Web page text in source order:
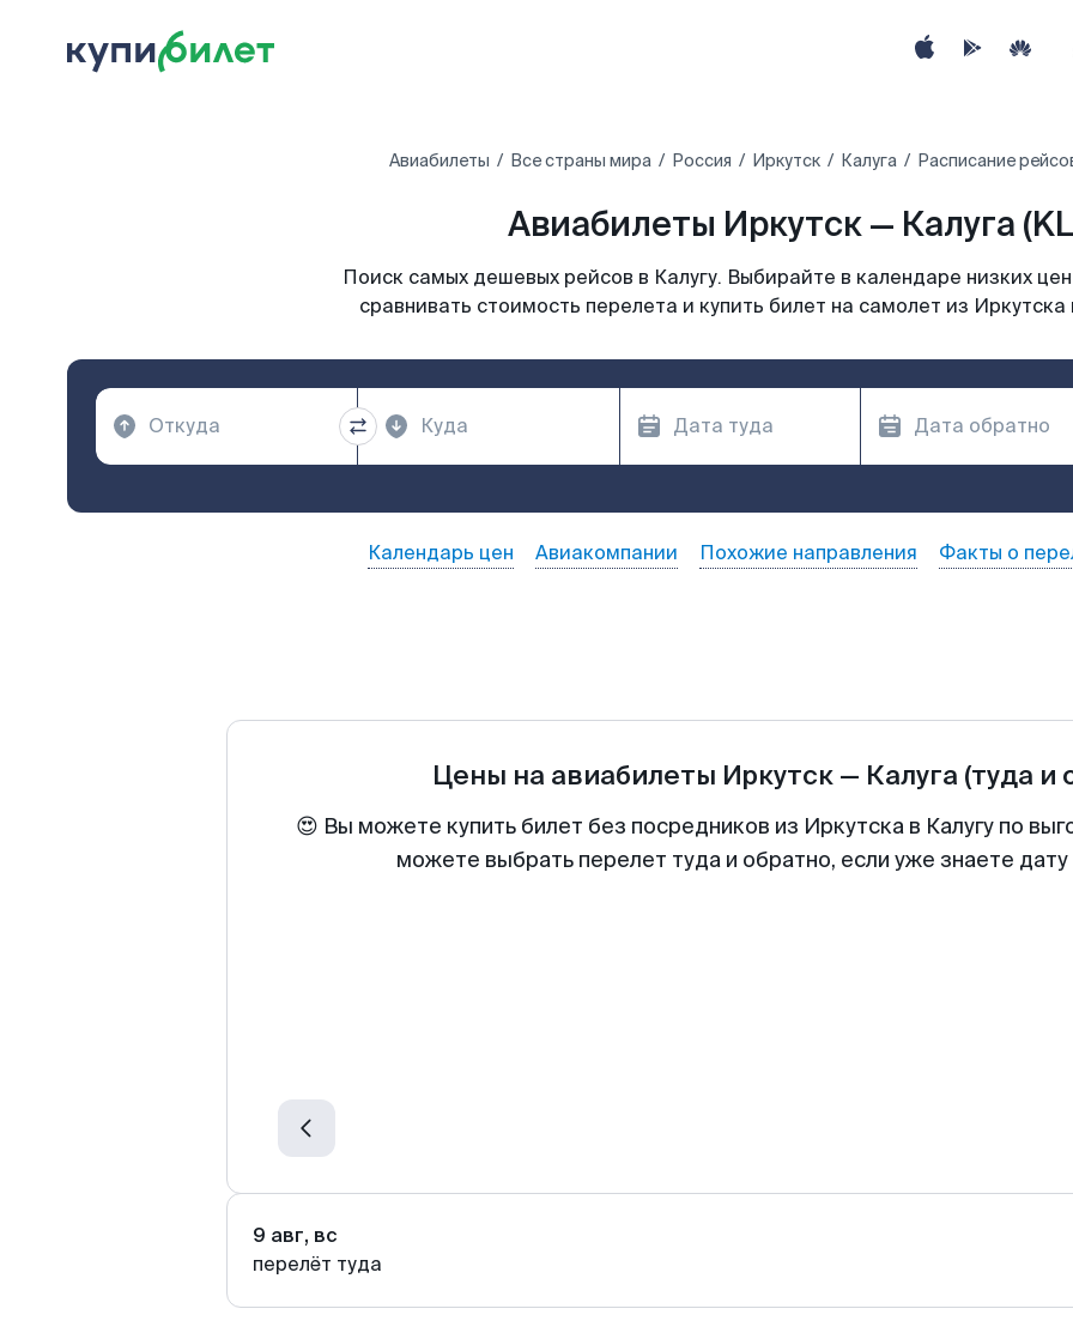
Авиабилеты Все страны мира Россия Иркутск Калуга Расписание
Авиабилеты Иркутск — Калуга
Поиск самых дешевых рейсов в Калугу. Выбирайте в календаре низких
сравнивать стоимость перелета и купить билет на самолет из Иркутска
Календарь цен Авиакомпании Похожие направления Факты о
Цены на авиабилеты Иркутск— Калуга (туда и
😍 Вы можете купить билет без посредников из Иркутска в Калугу по
можете выбрать перелет туда и обратно, если уже знаете
9 авг, вс
перелёт туда